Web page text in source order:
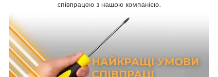
співпрацею з нашою компанією.